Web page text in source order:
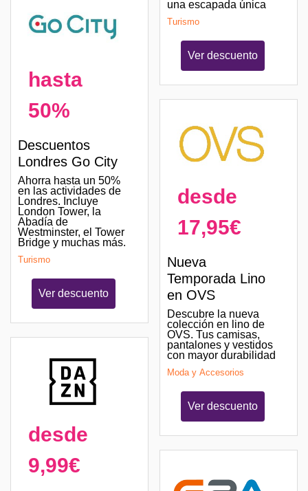
hasta
50%
Descuentos
Londres Go City
Ahorra hasta un 50%
en las actividades de
Londres. Incluye
London Tower, la
Abadía de
Westminster, el Tower
Bridge y muchas más.
Turismo
Ver descuento
desde
9,99€
una escapada única
Turismo
Ver descuento
desde
17,95€
Nueva
Temporada Lino
en OVS
Descubre la nueva
colección en lino de
OVS. Tus camisas,
pantalones y vestidos
con mayor durabilidad
Moda y Accesorios
Ver descuento